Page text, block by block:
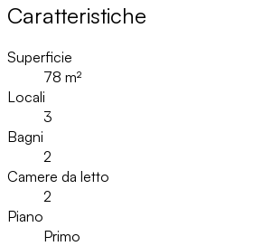
Caratteristiche
Superficie
78 m²
Locali
3
Bagni
2
Camere da letto
2
Piano
Primo